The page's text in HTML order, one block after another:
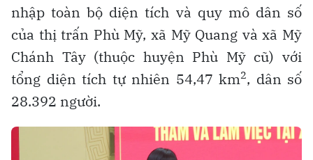
nhập toàn bộ diện tích và quy mô dân số
của thị trấn Phù Mỹ, xã Mỹ Quang và xã Mỹ
Chánh Tây (thuộc huyện Phù Mỹ cũ) với
tổng diện tích tự nhiên 54,47 km2, dân số
28.392 người.